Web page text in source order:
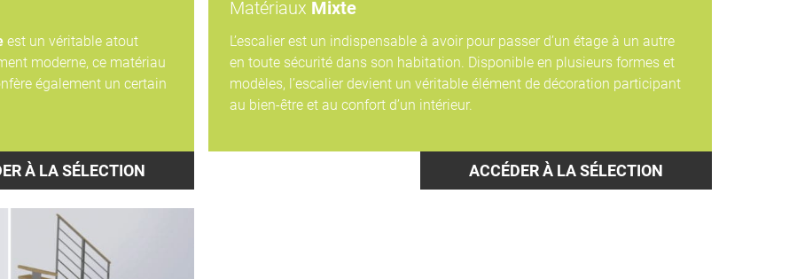
est un véritable atout
moderne, ce matériau
également un certain
À LA SÉLECTION
Matériaux Mixte
L’escalier est un indispensable à avoir pour passer d’un étage à un autre
en toute sécurité dans son habitation. Disponible en plusieurs formes et
modèles, l’escalier devient un véritable élément de décoration participant
au bien-être et au confort d’un intérieur.
ACCÉDER À LA SÉLECTION